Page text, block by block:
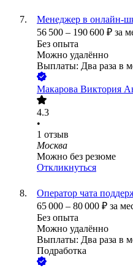
Менеджер в онлайн-
56 500 – 190 600 ₽ за
Без опыта
Можно удалённо
Выплаты: Два раза в
Макарова Виктория
4.3
•
1 отзыв
Москва
Можно без резюме
Откликнуться
Оператор чата
65 000 – 80 000 ₽ за
Без опыта
Можно удалённо
Выплаты: Два раза в
Подработка